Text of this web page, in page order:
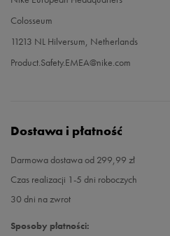
Colosseum
11213 NL Hilversum, Netherlands
Product.Safety.EMEA@nike.com
Dostawa i płatność
Darmowa dostawa od 299,99 zł
Czas realizacji 1-5 dni roboczych
30 dni na zwrot
Sposoby płatności: